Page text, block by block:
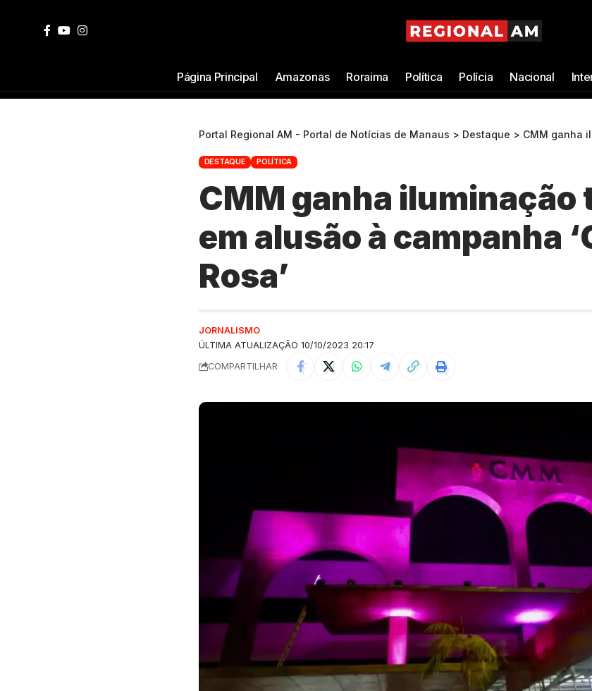
Página Principal Amazonas Roraima Política Polícia Nacional
Portal Regional AM - Portal de Notícias de Manaus > Destaque > CMM ganha
DESTAQUE POLÍTICA
CMM ganha iluminação
em alusão à campanha
Rosa’
ÚLTIMA ATUALIZAÇÃO 10/10/2023 20:17
JORNALISMO
COMPARTILHAR